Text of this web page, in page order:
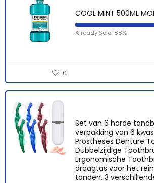
COOL MINT 500ML
Already Sold: 88%
0
Set van 6 harde
verpakking van 6
Prostheses Denture
Dubbelzijdige
Ergonomische
draagtas voor het
tanden, 3